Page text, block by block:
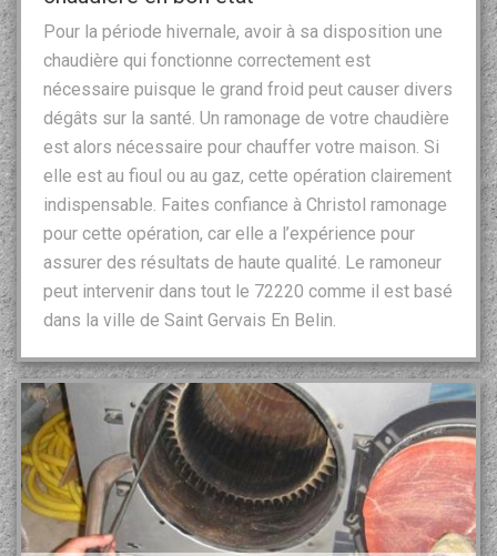
Pour la période hivernale, avoir à sa disposition une
chaudière qui fonctionne correctement est
nécessaire puisque le grand froid peut causer divers
dégâts sur la santé. Un ramonage de votre chaudière
est alors nécessaire pour chauffer votre maison. Si
elle est au fioul ou au gaz, cette opération clairement
indispensable. Faites confiance à Christol ramonage
pour cette opération, car elle a l’expérience pour
assurer des résultats de haute qualité. Le ramoneur
peut intervenir dans tout le 72220 comme il est basé
dans la ville de Saint Gervais En Belin.